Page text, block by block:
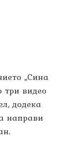
„Сина
три видео
додека
направи